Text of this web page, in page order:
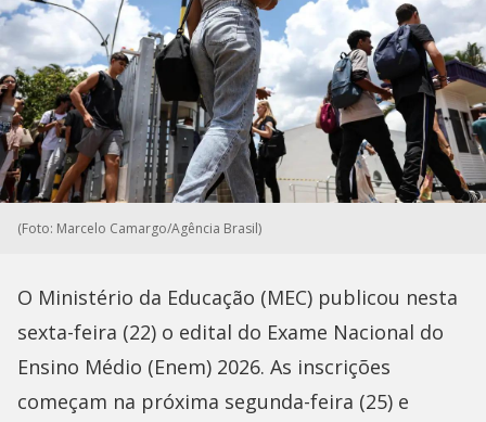
(Foto: Marcelo Camargo/Agência Brasil)
O Ministério da Educação (MEC) publicou nesta
sexta-feira (22) o edital do Exame Nacional do
Ensino Médio (Enem) 2026. As inscrições
começam na próxima segunda-feira (25) e